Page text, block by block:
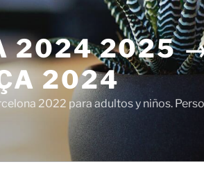
2024 2025
2024
2022 para adultos y niños.